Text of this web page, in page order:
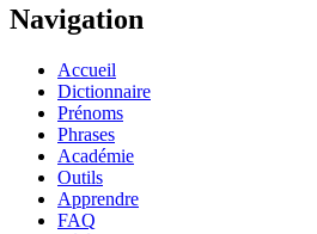
Navigation
Accueil
Dictionnaire
Prénoms
Phrases
Académie
Outils
Apprendre
FAQ